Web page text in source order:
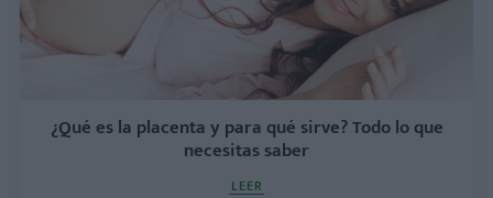
¿Qué es la placenta y para qué sirve? Todo lo que
necesitas saber
LEER